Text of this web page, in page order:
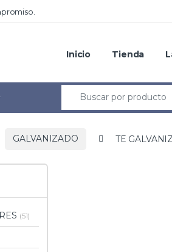
Inicio Tienda
GALVANIZADO TE
(51)